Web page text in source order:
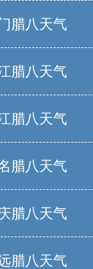
腊八天气
腊八天气
腊八天气
腊八天气
腊八天气
腊八天气